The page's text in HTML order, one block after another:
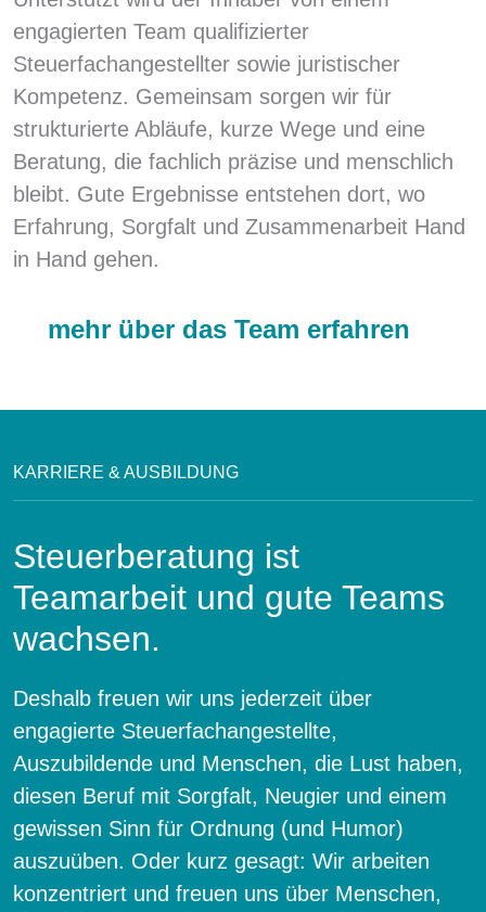
engagierten Team qualifizierter
Steuerfachangestellter sowie juristischer
Kompetenz. Gemeinsam sorgen wir für
strukturierte Abläufe, kurze Wege und eine
Beratung, die fachlich präzise und menschlich
bleibt. Gute Ergebnisse entstehen dort, wo
Erfahrung, Sorgfalt und Zusammenarbeit Hand
in Hand gehen.
mehr über das Team erfahren
KARRIERE & AUSBILDUNG
Steuerberatung ist
Teamarbeit und gute Teams
wachsen.
Deshalb freuen wir uns jederzeit über
engagierte Steuerfachangestellte,
Auszubildende und Menschen, die Lust haben,
diesen Beruf mit Sorgfalt, Neugier und einem
gewissen Sinn für Ordnung (und Humor)
auszuüben. Oder kurz gesagt: Wir arbeiten
konzentriert und freuen uns über Menschen,